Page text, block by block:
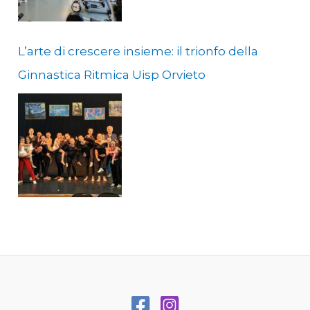
corsi per tonificare e divertirsi a ritmo di
Aerobico: Lunedì e venerdì alle ore 18:30.
Zumba: Mercoledì e venerdì alle ore 19:30.
Total Body: Mercoledì alle ore 18:30. Mobility:
Lunedì alle ore 19:30. Attività Fisica Adattata
alle ore 10:00 e alle ore 16:30. Sala Pesi e
personalizzato, la sala pesi osserverà i
L’arte di crescere insieme: il trionfo della
Ginnastica Ritmica Uisp Orvieto